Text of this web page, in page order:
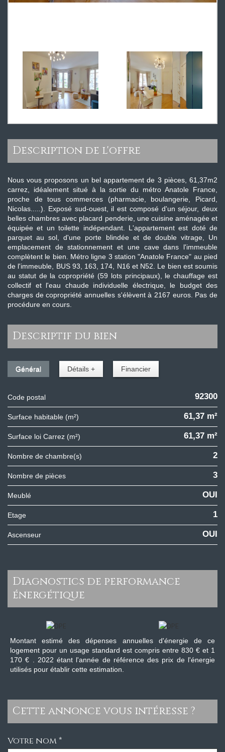
description de l'offre
Nous vous proposons un bel appartement de 3 pièces, 61,37m2
carrez, idéalement situé à la sortie du métro Anatole France,
proche de tous commerces (pharmacie, boulangerie, Picard,
Nicolas.....). Exposé sud-ouest, il est composé d'un séjour, deux
belles chambres avec placard penderie, une cuisine aménagée et
équipée et un toilette indépendant. L'appartement est doté de
parquet au sol, d'une porte blindée et de double vitrage, Un
emplacement de stationnement et une cave dans l'immeuble
complètent le bien. Métro ligne 3 station "Anatole France" au pied
de l'immeuble, BUS 93, 163, 174, N16 et N52. Le bien est soumis
au statut de la copropriété (59 lots principaux), le chauffage est
collectif et l'eau chaude individuelle électrique, le budget des
charges de copropriété annuelles s'élèvent à 2167 euros. Pas de
procédure en cours.
descriptif du bien
Général Détails + Financier
Code postal 92300
Surface habitable (m²) 61,37 m²
Surface loi Carrez (m²) 61,37 m²
Nombre de chambre(s) 2
Nombre de pièces 3
Meublé OUI
Etage 1
Ascenseur OUI
diagnostics de performance
énergétique
Montant estimé des dépenses annuelles d'énergie de ce
logement pour un usage standard est compris entre 830 € et 1
170 € . 2022 étant l'année de référence des prix de l'énergie
utilisés pour établir cette estimation.
cette annonce vous intéresse ?
Votre nom *